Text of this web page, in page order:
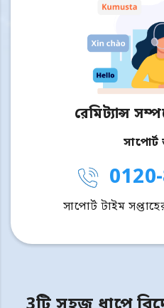
রেমিট্যান্স
সাপোর্ট
সাপোর্ট টাইম